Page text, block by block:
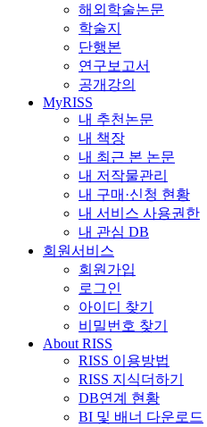
해외학술논문
학술지
단행본
연구보고서
공개강의
MyRISS
내 추천논문
내 책장
내 최근 본 논문
내 저작물관리
내 구매·신청 현황
내 서비스 사용권한
내 관심 DB
회원서비스
회원가입
로그인
아이디 찾기
비밀번호 찾기
About RISS
RISS 이용방법
RISS 지식더하기
DB연계 현황
BI 및 배너 다운로드